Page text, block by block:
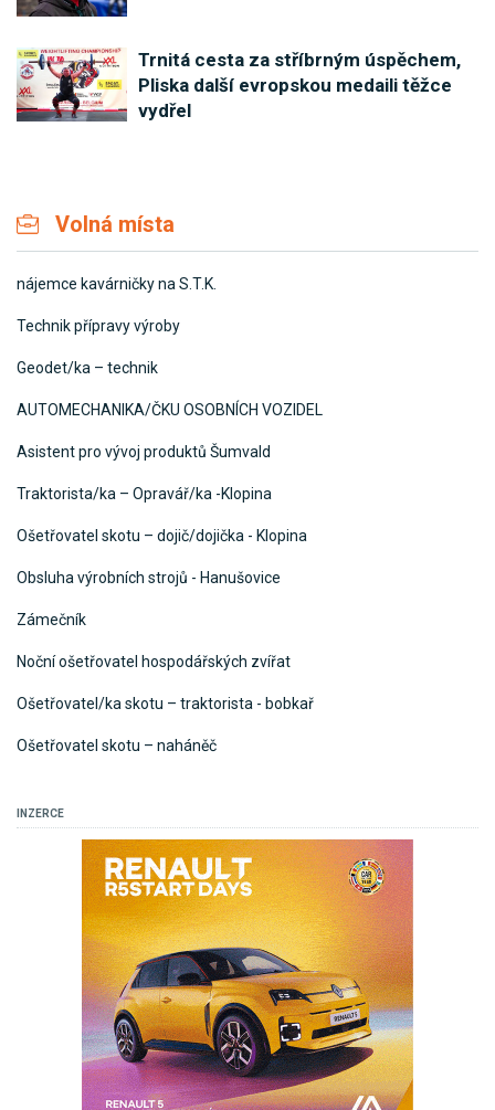
Trnitá cesta za stříbrným úspěchem,
Pliska další evropskou medaili těžce
vydřel
Volná místa
nájemce kavárničky na S.T.K.
Technik přípravy výroby
Geodet/ka – technik
AUTOMECHANIKA/ČKU OSOBNÍCH VOZIDEL
Asistent pro vývoj produktů Šumvald
Traktorista/ka – Opravář/ka -Klopina
Ošetřovatel skotu – dojič/dojička - Klopina
Obsluha výrobních strojů - Hanušovice
Zámečník
Noční ošetřovatel hospodářských zvířat
Ošetřovatel/ka skotu – traktorista - bobkař
Ošetřovatel skotu – naháněč
INZERCE